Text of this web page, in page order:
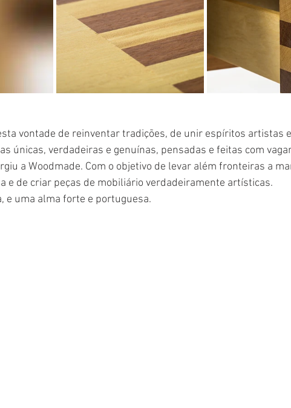
vontade de reinventar tradições, de unir espíritos artistas
únicas, verdadeiras e genuínas, pensadas e feitas com
a Woodmade. Com o objetivo de levar além fronteiras a
e de criar peças de mobiliário verdadeiramente artísticas.
e uma alma forte e portuguesa.